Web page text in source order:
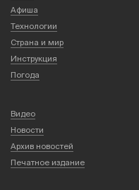
Афиша
Технологии
Страна и мир
Инструкция
Погода
Видео
Новости
Архив новостей
Печатное издание